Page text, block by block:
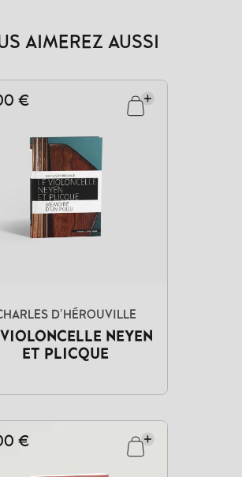
AIMEREZ AUSSI
€
D'HÉROUVILLE
NEYEN
ET PLICQUE
€